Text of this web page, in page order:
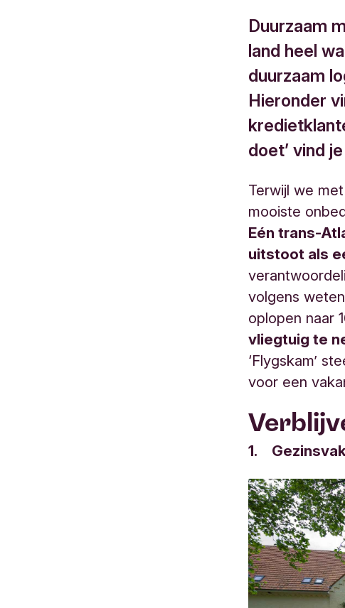
Duurzaam
land heel
duurzaam
Hieronder
doet’ vind
Terwijl we
mooiste
Eén trans-
uitstoot als
volgens
oplopen naar
vliegtuig te
‘Flygskam’
voor een
1.